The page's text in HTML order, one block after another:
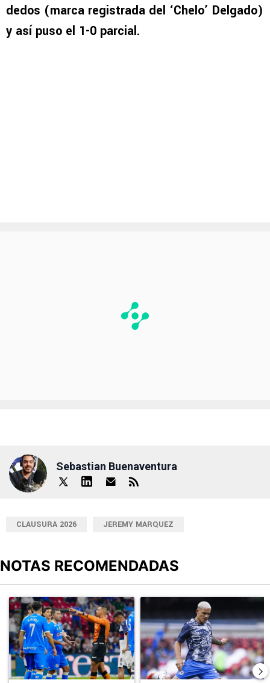
dedos (marca registrada del ‘Chelo’ Delgado)
y así puso el 1-0 parcial.
Sebastian Buenaventura
CLAUSURA 2026 JEREMY MARQUEZ
NOTAS RECOMENDADAS
Un artículo de tendencia con el título "Cruz Azul 2-3 Atlante:
Un artículo de tendencia con